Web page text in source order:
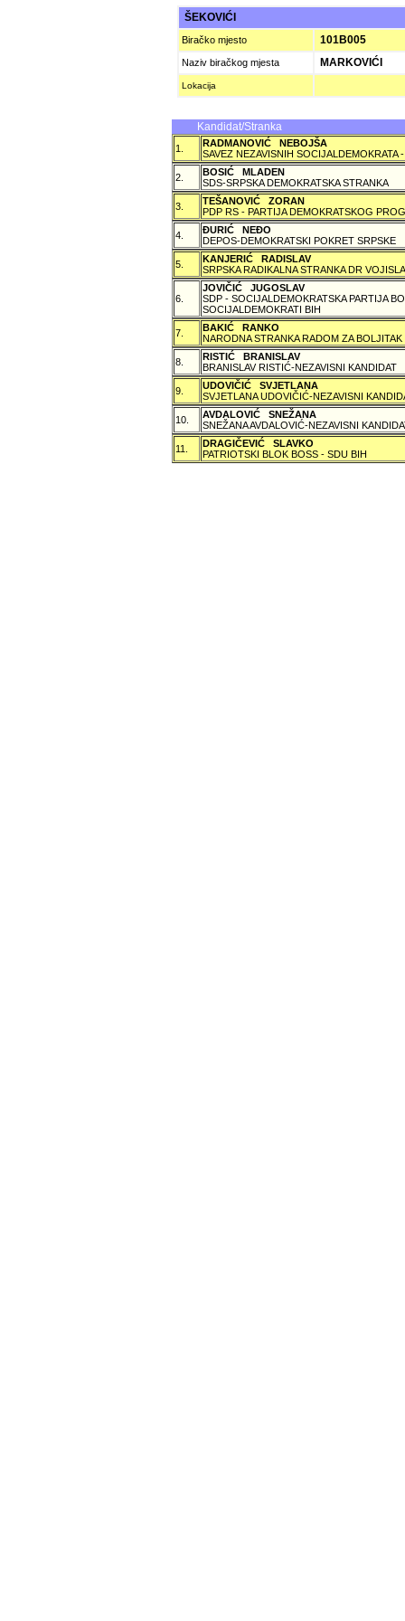
ŠEKOVIĆI
Biračko mjesto 101B005
Naziv biračkog mjesta MARKOVIĆI
Lokacija
Kandidat/Stranka
1.
RADMANOVIĆ NEBOJŠA
SAVEZ NEZAVISNIH SOCIJALDEMOKRATA
2.
BOSIĆ MLADEN
SDS-SRPSKA DEMOKRATSKA STRANKA
3.
TEŠANOVIĆ ZORAN
PDP RS - PARTIJA DEMOKRATSKOG
4.
ÐURIĆ NEÐO
DEPOS-DEMOKRATSKI POKRET SRPSKE
5.
KANJERIĆ RADISLAV
SRPSKA RADIKALNA STRANKA DR
6.
JOVIČIĆ JUGOSLAV
SDP - SOCIJALDEMOKRATSKA PARTIJA
SOCIJALDEMOKRATI BIH
7.
BAKIĆ RANKO
NARODNA STRANKA RADOM ZA BOLJITAK
8.
RISTIĆ BRANISLAV
BRANISLAV RISTIĆ-NEZAVISNI KANDIDAT
9.
UDOVIČIĆ SVJETLANA
SVJETLANA UDOVIČIĆ-NEZAVISNI
10.
AVDALOVIĆ SNEŽANA
SNEŽANA AVDALOVIĆ-NEZAVISNI
11.
DRAGIČEVIĆ SLAVKO
PATRIOTSKI BLOK BOSS - SDU BIH